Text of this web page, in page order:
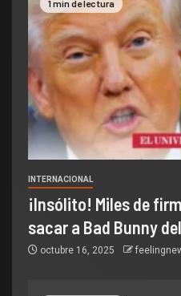
1 min de lectura
INTERNACIONAL
¡Insólito! Miles de
sacar a Bad Bunny
octubre 16, 2025